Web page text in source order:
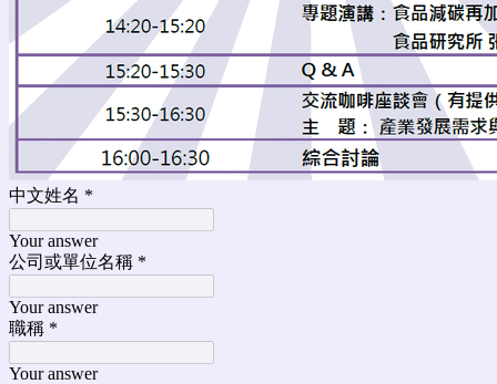
中文姓名 *
Your answer
公司或單位名稱 *
Your answer
職稱 *
Your answer